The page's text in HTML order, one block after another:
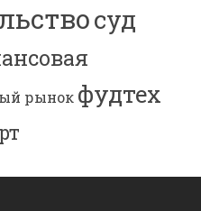
суд
рынок фудтех